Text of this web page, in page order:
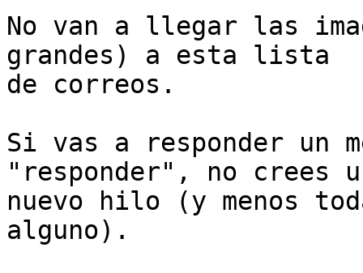
No van a llegar las
grandes) a esta lista
de correos.
Si vas a responder un
"responder", no crees
nuevo hilo (y menos
alguno).